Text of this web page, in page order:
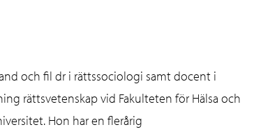
och fil dr i rättssociologi samt docent i
rättsvetenskap vid Fakulteten för Hälsa och
Hon har en flerårig